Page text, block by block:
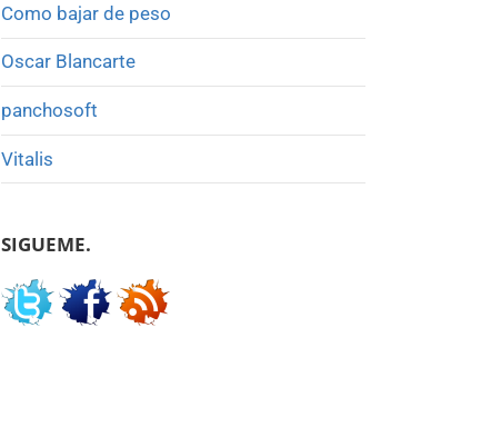
Como bajar de peso
Oscar Blancarte
panchosoft
Vitalis
SIGUEME.